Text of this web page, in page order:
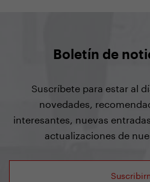
Boletín de
Suscríbete para estar al
novedades,
interesantes, nuevas
actualizaciones de